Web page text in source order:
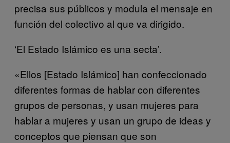
precisa sus públicos y modula el mensaje en
función del colectivo al que va dirigido.
‘El Estado Islámico es una secta’.
«Ellos [Estado Islámico] han confeccionado
diferentes formas de hablar con diferentes
grupos de personas, y usan mujeres para
hablar a mujeres y usan un grupo de ideas y
conceptos que piensan que son